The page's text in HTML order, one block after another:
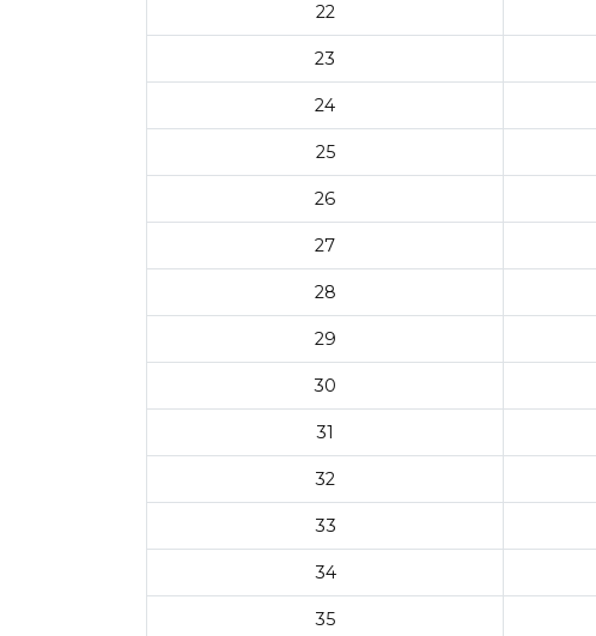
22
23
24
25
26
27
28
29
30
31
32
33
34
35